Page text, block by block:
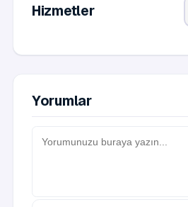
Hizmetler
Yorumlar